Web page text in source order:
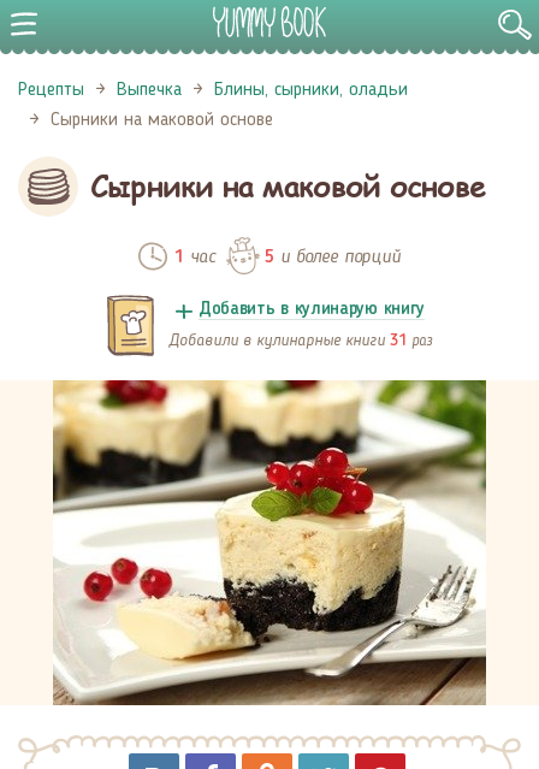
Рецепты Выпечка
Блины, сырники, оладьи
Сырники на маковой основе
Сырники на маковой основе
1 час 5 и более порций
Добавить в кулинарую книгу
Добавили в кулинарные книги 31 раз